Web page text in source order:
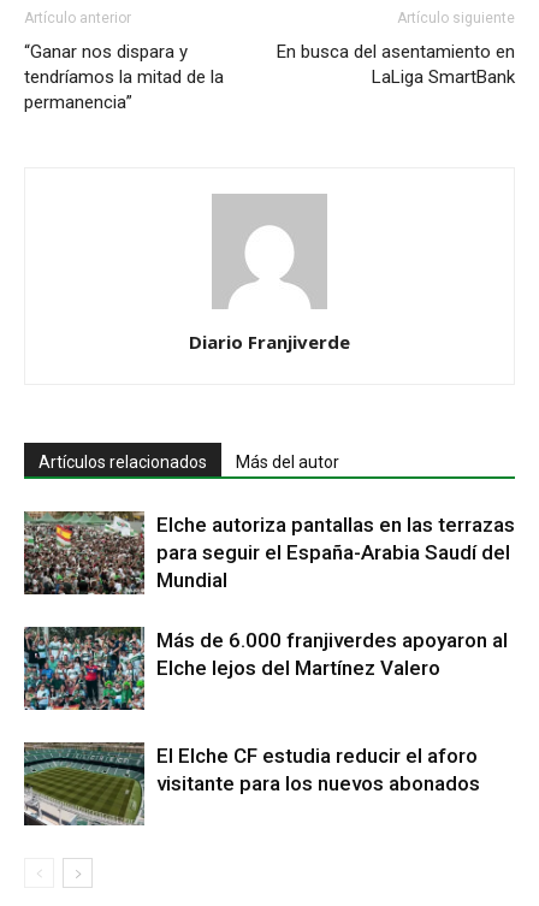
Artículo anterior
“Ganar nos dispara y
tendríamos la mitad de la
permanencia”
Artículo siguiente
En busca del asentamiento en
LaLiga SmartBank
Diario Franjiverde
Artículos relacionados Más del autor
Elche autoriza pantallas en las terrazas
para seguir el España-Arabia Saudí del
Mundial
Más de 6.000 franjiverdes apoyaron al
Elche lejos del Martínez Valero
El Elche CF estudia reducir el aforo
visitante para los nuevos abonados